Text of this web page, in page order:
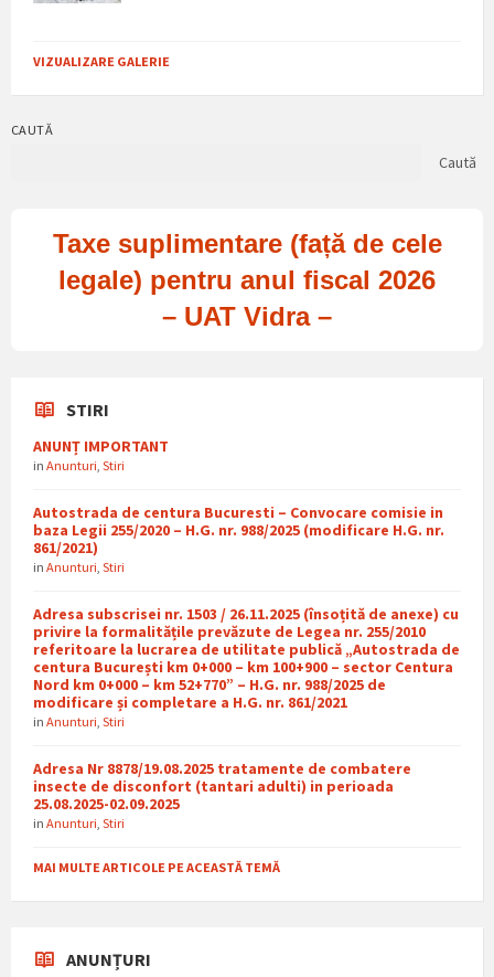
VIZUALIZARE GALERIE
CAUTĂ
Caută
Taxe suplimentare (față de cele
legale) pentru anul fiscal 2026
– UAT Vidra –
STIRI
ANUNȚ IMPORTANT
in Anunturi Stiri
Autostrada de centura Bucuresti – Convocare comisie in
baza Legii 255/2020 – H.G. nr. 988/2025 (modificare H.G. nr.
861/2021)
in Anunturi Stiri
Adresa subscrisei nr. 1503 / 26.11.2025 (însoțită de anexe) cu
privire la formalitățile prevăzute de Legea nr. 255/2010
referitoare la lucrarea de utilitate publică „Autostrada de
centura București km 0+000 – km 100+900 – sector Centura
Nord km 0+000 – km 52+770” – H.G. nr. 988/2025 de
modificare și completare a H.G. nr. 861/2021
in Anunturi Stiri
Adresa Nr 8878/19.08.2025 tratamente de combatere
insecte de disconfort (tantari adulti) in perioada
25.08.2025-02.09.2025
in Anunturi Stiri
MAI MULTE ARTICOLE PE ACEASTĂ TEMĂ
ANUNȚURI